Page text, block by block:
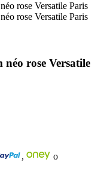
rose Versatile
, o